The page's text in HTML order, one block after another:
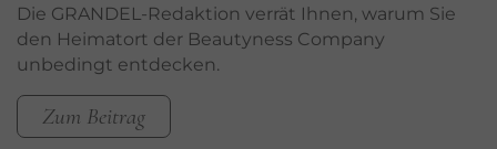
Die GRANDEL-Redaktion verrät Ihnen, warum Sie
den Heimatort der Beautyness Company
unbedingt entdecken.
Zum Beitrag